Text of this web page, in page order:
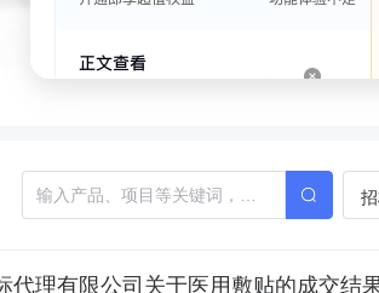
代理有限公司关于医用敷贴的成交结